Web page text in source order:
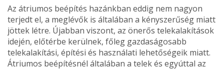
Az átriumos beépítés hazánkban eddig nem nagyon
terjedt el, a meglévők is általában a kényszerűség miatt
jöttek létre. Újabban vi­szont, az önerős telekalakítások
idején, előtérbe kerülnek, főleg gazdaságosabb
telekalakítási, építé­si és használati lehetőségeik miatt.
Átriumos beépítésnél általában a telek és egyúttal az